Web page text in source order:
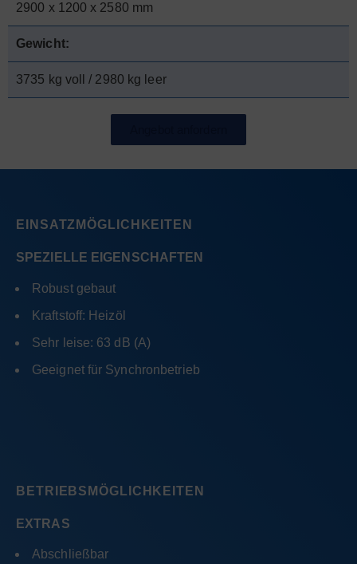
2900 x 1200 x 2580 mm
Gewicht:
3735 kg voll / 2980 kg leer
EINSATZMÖGLICHKEITEN
SPEZIELLE EIGENSCHAFTEN
Robust gebaut
Kraftstoff: Heizöl
Sehr leise: 63 dB (A)
Geeignet für Synchronbetrieb
BETRIEBSMÖGLICHKEITEN
EXTRAS
Abschließbar